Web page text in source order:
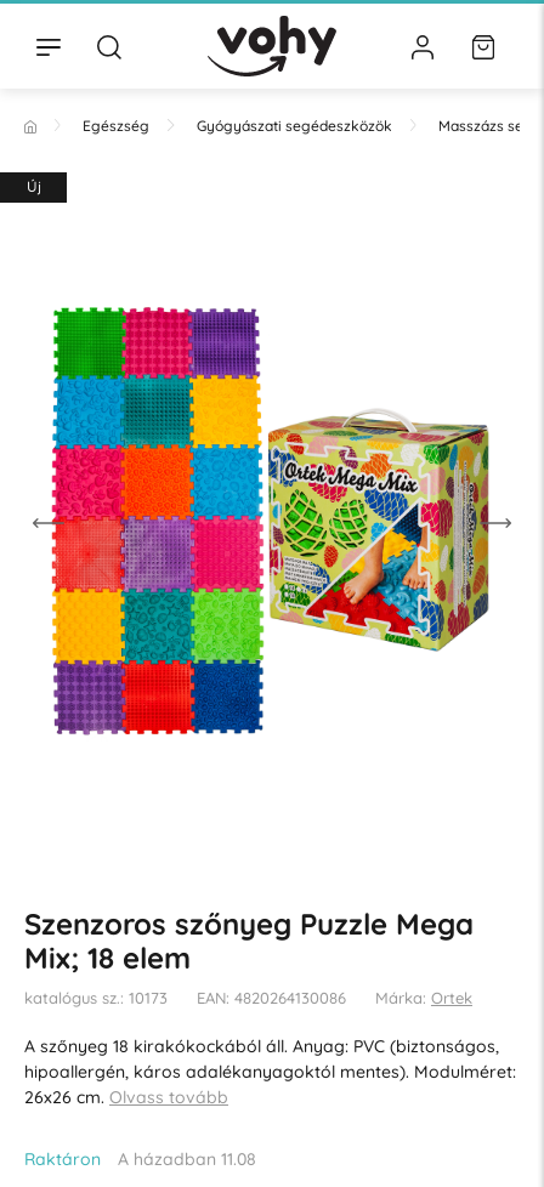
Egészség Gyógyászati segédeszközök Masszázs
Szenzoros szőnyeg Puzzle Mega
Mix; 18 elem
katalógus sz.: 10173 EAN: 4820264130086 Márka: Ortek
A szőnyeg 18 kirakókockából áll. Anyag: PVC (biztonságos,
hipoallergén, káros adalékanyagoktól mentes). Modulméret:
26x26 cm. Olvass tovább
Raktáron A házadban 11.08
Új